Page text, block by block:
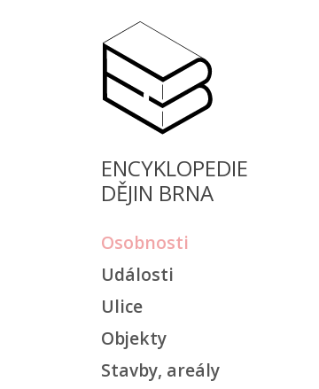
ENCYKLOPEDIE
DĚJIN BRNA
Osobnosti
Události
Ulice
Objekty
Stavby, areály